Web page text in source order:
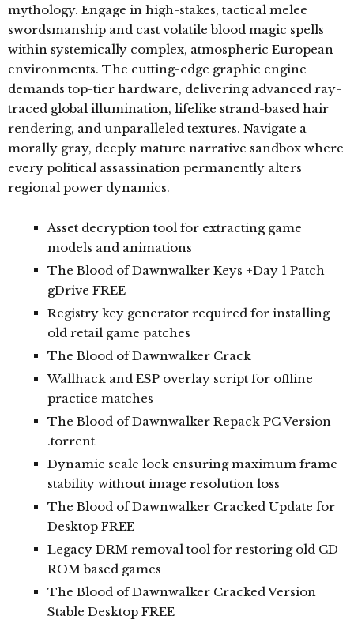
mythology. Engage in high-stakes, tactical melee
swordsmanship and cast volatile blood magic spells
within systemically complex, atmospheric European
environments. The cutting-edge graphic engine
demands top-tier hardware, delivering advanced ray-
traced global illumination, lifelike strand-based hair
rendering, and unparalleled textures. Navigate a
morally gray, deeply mature narrative sandbox where
every political assassination permanently alters
regional power dynamics.
Asset decryption tool for extracting game
models and animations
The Blood of Dawnwalker Keys +Day 1 Patch
gDrive FREE
Registry key generator required for installing
old retail game patches
The Blood of Dawnwalker Crack
Wallhack and ESP overlay script for offline
practice matches
The Blood of Dawnwalker Repack PC Version
.torrent
Dynamic scale lock ensuring maximum frame
stability without image resolution loss
The Blood of Dawnwalker Cracked Update for
Desktop FREE
Legacy DRM removal tool for restoring old CD-
ROM based games
The Blood of Dawnwalker Cracked Version
Stable Desktop FREE